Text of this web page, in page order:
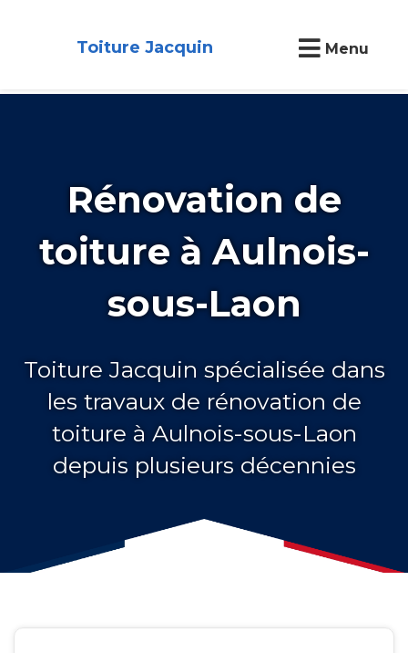
Toiture Jacquin Menu
Rénovation de
toiture à Aulnois-
sous-Laon
Toiture Jacquin spécialisée dans
les travaux de rénovation de
toiture à Aulnois-sous-Laon
depuis plusieurs décennies